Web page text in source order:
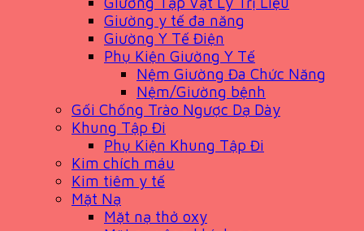
Giường y tế đa năng
Giường Y Tế Điện
Phụ Kiện Giường Y Tế
Nệm Giường Đa Chức Năng
Nệm/Giường bệnh
Gối Chống Trào Ngược Dạ Dày
Khung Tập Đi
Phụ Kiện Khung Tập Đi
Kim chích máu
Kim tiêm y tế
Mặt Nạ
Mặt nạ thở oxy